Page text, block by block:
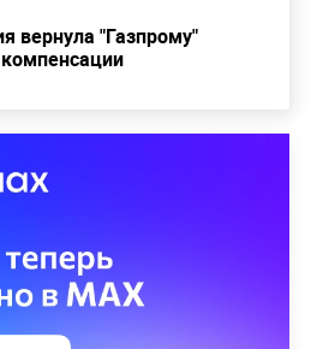
вернула "Газпрому"